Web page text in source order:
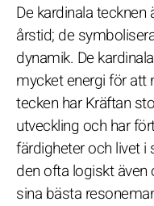
De kardinala
årstid; de
dynamik. De
mycket energi för
tecken har Kräftan
utveckling och har
färdigheter och livet i
den ofta logiskt
sina bästa